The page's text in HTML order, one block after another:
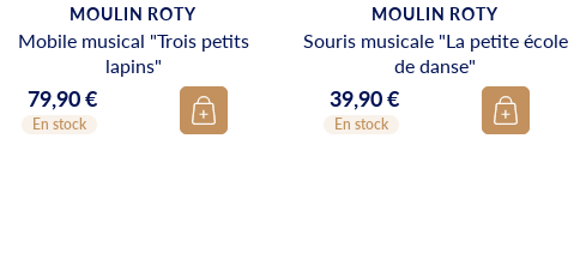
MOULIN ROTY
Mobile musical "Trois petits
lapins"
Prix
79,90 €
En stock
MOULIN ROTY
Souris musicale "La petite école
de danse"
Prix
39,90 €
En stock